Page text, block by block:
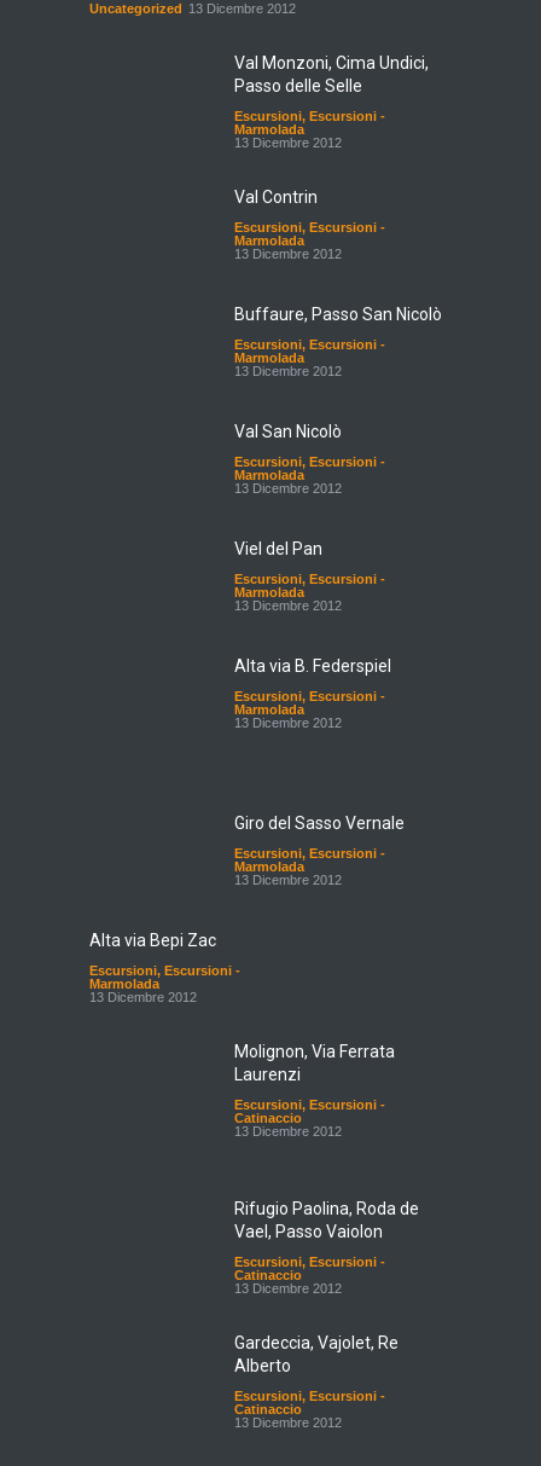
Uncategorized 13 Dicembre 2012
Val Monzoni, Cima Undici,
Passo delle Selle
Escursioni, Escursioni -
Marmolada
13 Dicembre 2012
Val Contrin
Escursioni, Escursioni -
Marmolada
13 Dicembre 2012
Buffaure, Passo San Nicolò
Escursioni, Escursioni -
Marmolada
13 Dicembre 2012
Val San Nicolò
Escursioni, Escursioni -
Marmolada
13 Dicembre 2012
Viel del Pan
Escursioni, Escursioni -
Marmolada
13 Dicembre 2012
Alta via B. Federspiel
Escursioni, Escursioni -
Marmolada
13 Dicembre 2012
Giro del Sasso Vernale
Escursioni, Escursioni -
Marmolada
13 Dicembre 2012
Alta via Bepi Zac
Escursioni, Escursioni -
Marmolada
13 Dicembre 2012
Molignon, Via Ferrata
Laurenzi
Escursioni, Escursioni -
Catinaccio
13 Dicembre 2012
Rifugio Paolina, Roda de
Vael, Passo Vaiolon
Escursioni, Escursioni -
Catinaccio
13 Dicembre 2012
Gardeccia, Vajolet, Re
Alberto
Escursioni, Escursioni -
Catinaccio
13 Dicembre 2012